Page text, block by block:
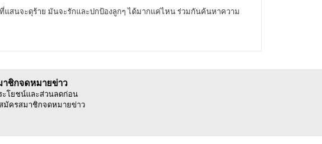
แสนจะดุร้าย มันจะรักและปกป้องลูกๆ ได้มากแค่ไหน ร่วมกันค้นหาความ
าชิกจดหมายข่าว
ะโยชน์และส่วนลดก่อน
มัครสมาชิกจดหมายข่าว